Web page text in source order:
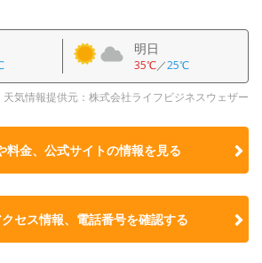
明日
35℃／25℃
天気情報提供元：株式会社ライフビジネスウェザー
料金、公式サイトの情報を見る
セス情報、電話番号を確認する